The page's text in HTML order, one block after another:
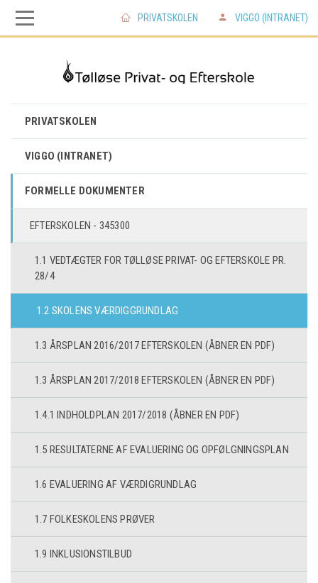
Skip
main
Skip
main
PRIVATSKOLEN VIGGO (INTRANET)
PRIVATSKOLEN
VIGGO (INTRANET)
FORMELLE DOKUMENTER
EFTERSKOLEN - 345300
1.1 VEDTÆGTER FOR TØLLØSE PRIVAT- OG EFTERSKOLE PR.
28/4
1.2 SKOLENS VÆRDIGGRUNDLAG
1.3 ÅRSPLAN 2016/2017 EFTERSKOLEN (ÅBNER EN PDF)
1.3 ÅRSPLAN 2017/2018 EFTERSKOLEN (ÅBNER EN PDF)
1.4.1 INDHOLDPLAN 2017/2018 (ÅBNER EN PDF)
1.5 RESULTATERNE AF EVALUERING OG OPFØLGNINGSPLAN
1.6 EVALUERING AF VÆRDIGRUNDLAG
1.7 FOLKESKOLENS PRØVER
1.9 INKLUSIONSTILBUD